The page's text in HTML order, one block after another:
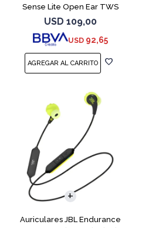
Sense Lite Open Ear TWS
Blanco
USD 109,00
USD 92,65
Auriculares JBL Endurance